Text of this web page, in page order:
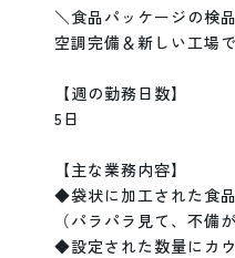
＼食品パッケージの検
空調完備＆新しい工場
【週の勤務日数】
5日
【主な業務内容】
◆袋状に加工された食
（パラパラ見て、不備
◆設定された数量にカ